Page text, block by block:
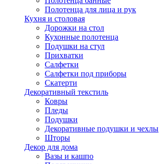
Полотенца для лица и рук
Кухня и столовая
Дорожки на стол
Кухонные полотенца
Подушки на стул
Прихватки
Салфетки
Салфетки под приборы
Скатерти
Декоративный текстиль
Ковры
Пледы
Подушки
Декоративные подушки и чехлы
Шторы
Декор для дома
Вазы и кашпо